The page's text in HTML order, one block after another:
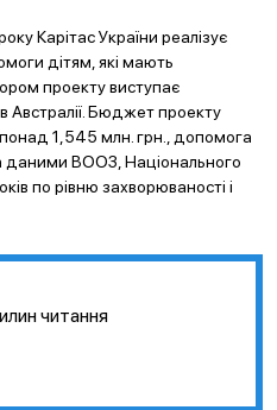
Карітас України реалізує
дітям, які мають
проекту виступає
Австралії. Бюджет проекту
1,545 млн. грн., допомога
даними ВООЗ, Національного
по рівню захворюваності і
читання